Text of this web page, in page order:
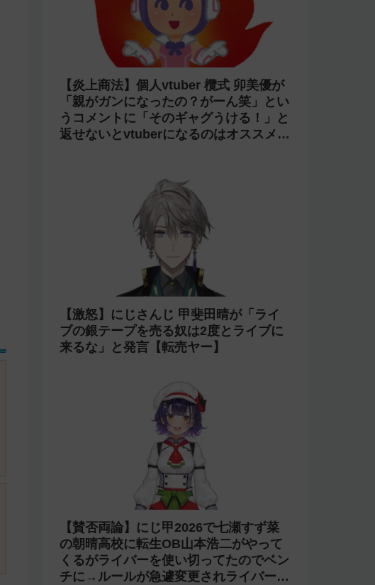
【炎上商法】個人vtuber 欖式 卯美優が
「親がガンになったの？がーん笑」とい
うコメントに「そのギャグうける！」と
返せないとvtuberになるのはオススメし
【激怒】にじさんじ 甲斐田晴が「ライ
ブの銀テープを売る奴は2度とライブに
来るな」と発言【転売ヤー】
【賛否両論】にじ甲2026で七瀬すず菜
の朝晴高校に転生OB山本浩二がやって
くるがライバーを使い切ってたのでベン
チに→ルールが急遽変更されライバーの